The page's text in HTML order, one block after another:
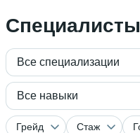
Специалисты
Все специализации
Все навыки
Грейд Стаж